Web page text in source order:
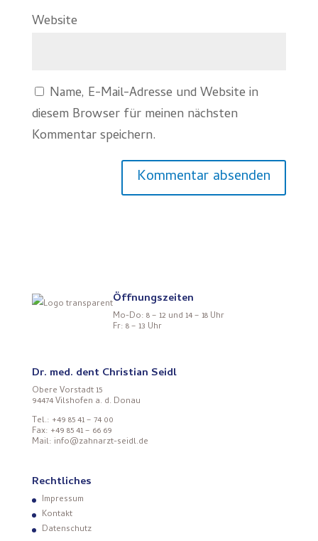
Website
Name, E-Mail-Adresse und Website in
diesem Browser für meinen nächsten
Kommentar speichern.
Öffnungszeiten
Mo-Do: 8 – 12 und 14 – 18 Uhr
Fr: 8 – 13 Uhr
Dr. med. dent Christian Seidl
Obere Vorstadt 15
94474 Vilshofen a. d. Donau
Tel.: +49 85 41 – 74 00
Fax: +49 85 41 – 66 69
Mail: info@zahnarzt-seidl.de
Rechtliches
Impressum
Kontakt
Datenschutz